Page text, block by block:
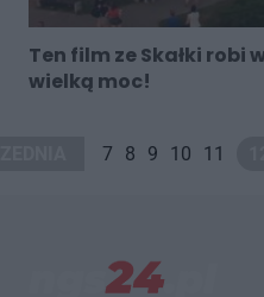
Ten film ze Skałki robi
wielką moc!
7 8 9 10 11